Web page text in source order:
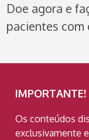
Doe agora e
pacientes com
IMPORTANTE!
Os conteúdos
exclusivamente